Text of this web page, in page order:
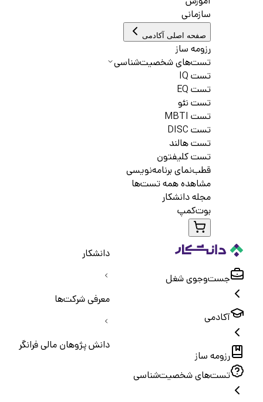
سازمانی
صفحه اصلی آکادمی
رزومه ساز
تست‌های شخصیت‌شناسی
تست IQ
تست EQ
تست نئو
تست MBTI
تست DISC
تست هالند
تست کلیفتون
قطب‌نمای برنامه‌نویسی
مشاهده همه تست‌ها
مجله دانشکار
بوت‌کمپ
جست‌و‌جوی شغل
آکادمی
رزومه ساز
تست‌های شخصیت‌شناسی
دانشکار
معرفی شرکت‌ها
دانش پژوهان مالی فرانگر